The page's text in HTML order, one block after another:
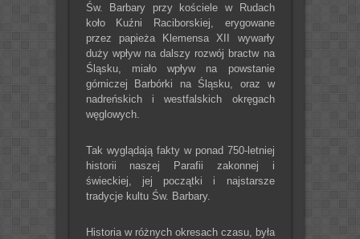
Św. Barbary przy kościele w Rudach
koło Kuźni Raciborskiej, erygowane
przez papieża Klemensa XII wywarły
duży wpływ na dalszy rozwój bractw na
Śląsku, miało wpływ na powstanie
górniczej Barbórki na Śląsku, oraz w
nadreńskich i westfalskich okręgach
węglowych.
Tak wyglądają fakty w ponad 750-letniej
historii naszej Parafii zakonnej i
świeckiej, jej początki i najstarsze
tradycje kultu Św. Barbary.
Historia w różnych okresach czasu, była